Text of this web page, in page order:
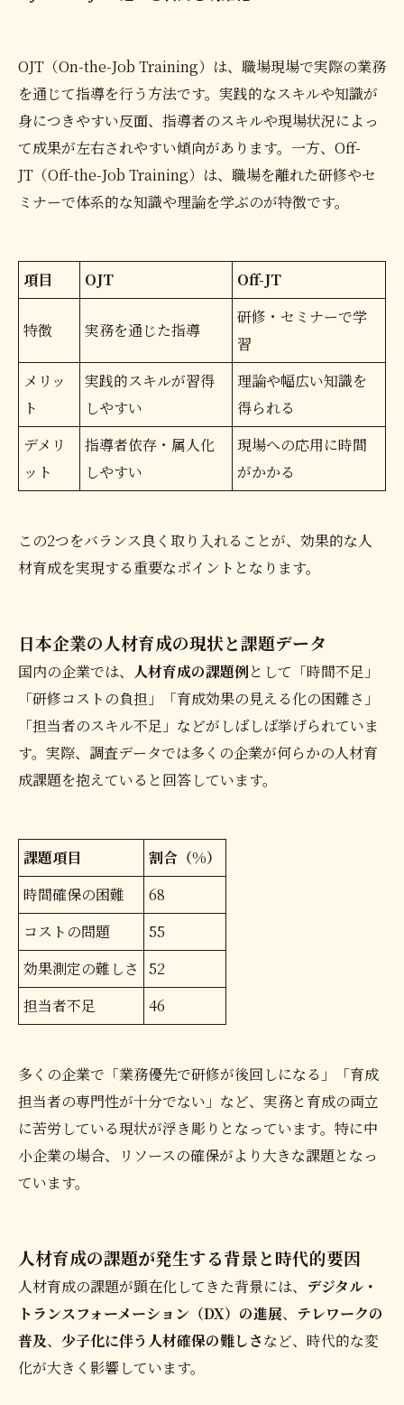
OJT（On-the-Job Training）は、職場現場で実際の業務
を通じて指導を行う方法です。実践的なスキルや知識が
身につきやすい反面、指導者のスキルや現場状況によっ
て成果が左右されやすい傾向があります。一方、Off-
JT（Off-the-Job Training）は、職場を離れた研修やセ
ミナーで体系的な知識や理論を学ぶのが特徴です。
項目 OJT Off-JT
特徴 実務を通じた指導
研修・セミナーで学
習
メリッ
ト
実践的スキルが習得
しやすい
理論や幅広い知識を
得られる
デメリ
ット
指導者依存・属人化
しやすい
現場への応用に時間
がかかる
この2つをバランス良く取り入れることが、効果的な人
材育成を実現する重要なポイントとなります。
日本企業の人材育成の現状と課題データ
国内の企業では、 人材育成の課題例として「時間不足」
「研修コストの負担」「育成効果の見える化の困難さ」
「担当者のスキル不足」などがしばしば挙げられていま
す。実際、調査データでは多くの企業が何らかの人材育
成課題を抱えていると回答しています。
課題項目
割合（%）
時間確保の困難
68
コストの問題
55
効果測定の難しさ
52
担当者不足
46
多くの企業で「業務優先で研修が後回しになる」「育成
担当者の専門性が十分でない」など、実務と育成の両立
に苦労している現状が浮き彫りとなっています。特に中
小企業の場合、リソースの確保がより大きな課題となっ
ています。
人材育成の課題が発生する背景と時代的要因
人材育成の課題が顕在化してきた背景には、 デジタル・
トランスフォーメーション（DX）の進展、 テレワークの
普及、 少子化に伴う人材確保の難しさなど、時代的な変
化が大きく影響しています。